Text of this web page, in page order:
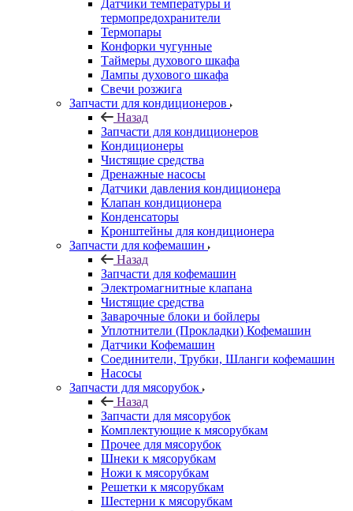
Датчики температуры и
термопредохранители
Термопары
Конфорки чугунные
Таймеры духового шкафа
Лампы духового шкафа
Свечи розжига
Запчасти для кондиционеров
Назад
Запчасти для кондиционеров
Кондиционеры
Чистящие средства
Дренажные насосы
Датчики давления кондиционера
Клапан кондиционера
Конденсаторы
Кронштейны для кондиционера
Запчасти для кофемашин
Назад
Запчасти для кофемашин
Электромагнитные клапана
Чистящие средства
Заварочные блоки и бойлеры
Уплотнители (Прокладки) Кофемашин
Датчики Кофемашин
Соединители, Трубки, Шланги кофемашин
Насосы
Запчасти для мясорубок
Назад
Запчасти для мясорубок
Комплектующие к мясорубкам
Прочее для мясорубок
Шнеки к мясорубкам
Ножи к мясорубкам
Решетки к мясорубкам
Шестерни к мясорубкам